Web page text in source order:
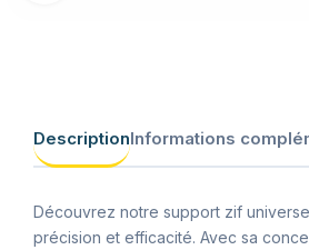
DescriptionInformations
Découvrez notre support zif
précision et efficacité. Avec sa